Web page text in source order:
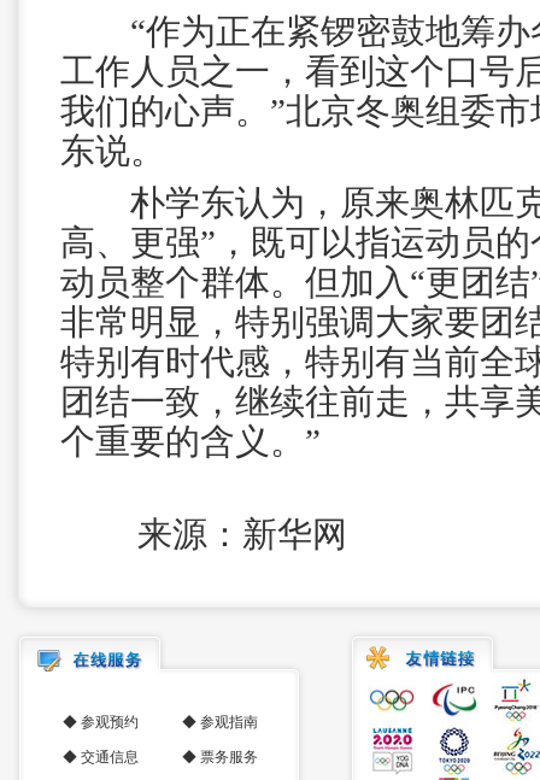
“作为正在紧锣密鼓地筹办
工作人员之一，看到这个口号
我们的心声。”北京冬奥组委
东说。
朴学东认为，原来奥林匹
高、更强”，既可以指运动员
动员整个群体。但加入“更团
非常明显，特别强调大家要团
特别有时代感，特别有当前全
团结一致，继续往前走，共享
个重要的含义。”
来源：新华网
◆ 参观预约 ◆ 参观指南
◆ 交通信息 ◆ 票务服务